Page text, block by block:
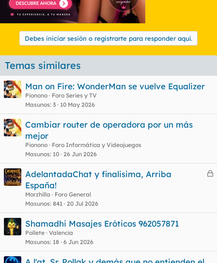
Debes iniciar sesión o registrarte para responder aquí.
Temas similares
Man on Fire: WonderMan se vuelve Equalizer
Pionono
Foro Series y TV
Masunos 3 10 May 2026
Cambiar router de operadora por un más
mejor
Pionono
Foro Informática y Videojuegos
Masunos 10 26 Jun 2026
C
a
AdelantadaChat y finalisima, Arriba
España!
Morzhilla
Foro General
Masunos 841 20 Jul 2026
Shamadhi Masajes Eróticos 962057871
Pollete Valencia
Masunos 18 6 Jun 2026